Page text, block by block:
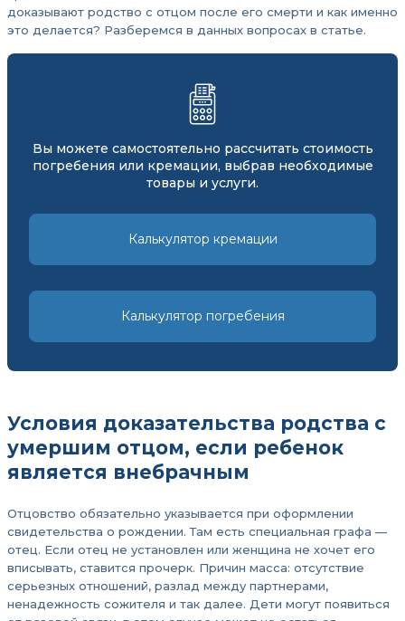
доказывают родство с отцом после его смерти и как именно
это делается? Разберемся в данных вопросах в статье.
Вы можете самостоятельно рассчитать стоимость
погребения или кремации, выбрав необходимые
товары и услуги.
Калькулятор кремации
Калькулятор погребения
Условия доказательства родства с
умершим отцом, если ребенок
является внебрачным
Отцовство обязательно указывается при оформлении
свидетельства о рождении. Там есть специальная графа —
отец. Если отец не установлен или женщина не хочет его
вписывать, ставится прочерк. Причин масса: отсутствие
серьезных отношений, разлад между партнерами,
ненадежность сожителя и так далее. Дети могут появиться